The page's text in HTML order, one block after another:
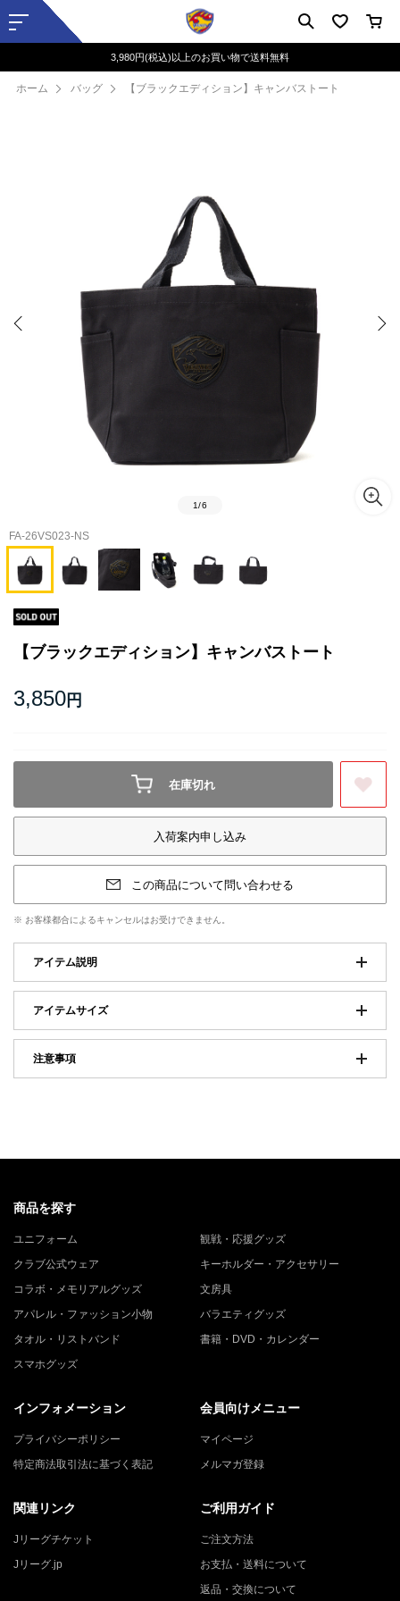
3,980円(税込)以上のお買い物で送料無料
ホーム バッグ 【ブラックエディション】キャンバストート
1/6
FA-26VS023-NS
【ブラックエディション】キャンバストート
3,850 円
お気に入りに登
在庫切れ
入荷案内申し込み
※ お客様都合によるキャンセルはお受けできません。
アイテム説明
アイテムサイズ
注意事項
この商品について問い合わせる
商品を探す
ユニフォーム
観戦・応援グッズ
クラブ公式ウェア
キーホルダー・アクセサリー
コラボ・メモリアルグッズ
文房具
アパレル・ファッション小物
バラエティグッズ
タオル・リストバンド
書籍・DVD・カレンダー
スマホグッズ
インフォメーション
プライバシーポリシー
特定商法取引法に基づく表記
会員向けメニュー
マイページ
メルマガ登録
関連リンク
Jリーグチケット
Jリーグ.jp
ご利用ガイド
ご注文方法
お支払・送料について
返品・交換について